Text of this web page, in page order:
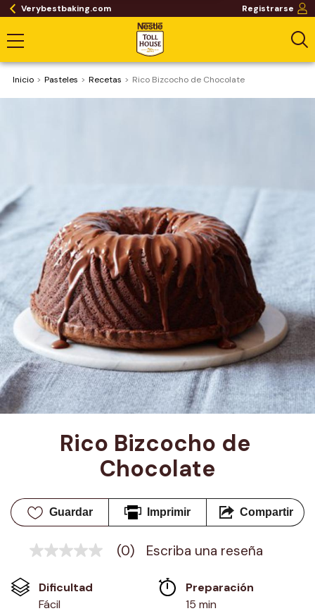
Verybestbaking.com Registrarse
Inicio Pasteles Recetas Rico Bizcocho de Chocolate
Rico Bizcocho de
Chocolate
Guardar Imprimir Compartir
Sin
en
(0) Escriba una reseña
Dificultad
Fácil
Preparación
15 min